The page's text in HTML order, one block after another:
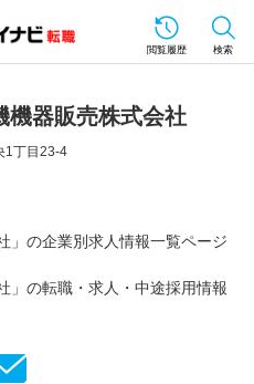
閲覧履歴 検索
機器販売株式会社
1丁目23-4
」の企業別求人情報一覧ページ
」の転職・求人・中途採用情報